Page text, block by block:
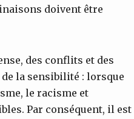
doivent être
des conflits et des
la sensibilité : lorsque
le racisme et
Par conséquent, il est